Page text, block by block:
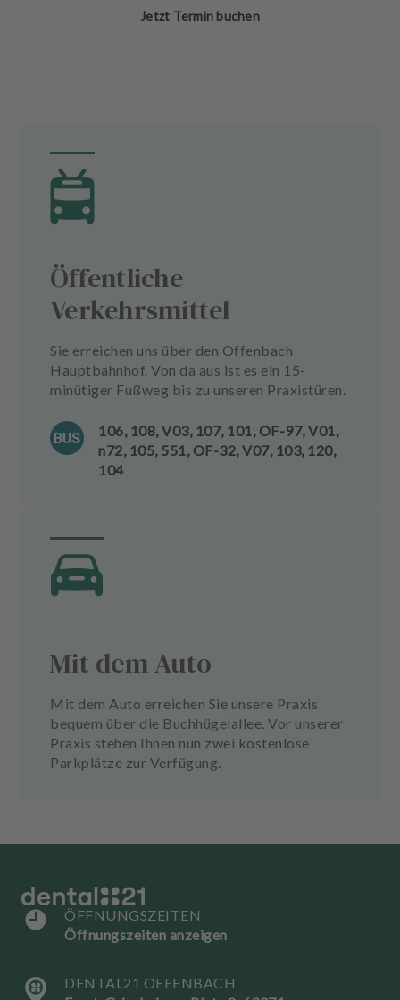
Jetzt Termin buchen
Öffentliche
Verkehrsmittel
Sie erreichen uns über den Offenbach
Hauptbahnhof. Von da aus ist es ein 15-
minütiger Fußweg bis zu unseren Praxistüren.
106, 108, V03, 107, 101, OF-97, V01,
n72, 105, 551, OF-32, V07, 103, 120,
104
Mit dem Auto
Mit dem Auto erreichen Sie unsere Praxis
bequem über die Buchhügelallee. Vor unserer
Praxis stehen Ihnen nun zwei kostenlose
Parkplätze zur Verfügung.
ÖFFNUNGSZEITEN
Öffnungszeiten anzeigen
DENTAL21 OFFENBACH